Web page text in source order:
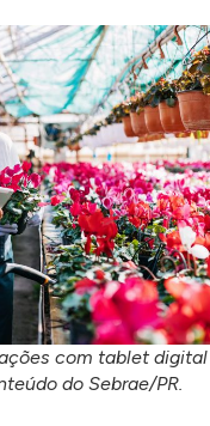
com tablet digital
do Sebrae/PR.